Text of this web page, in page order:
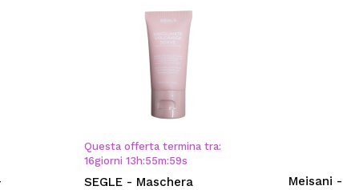
Questa offerta termina tra:
16giorni 13 h:55m:59s
SEGLE - Maschera
Meisani